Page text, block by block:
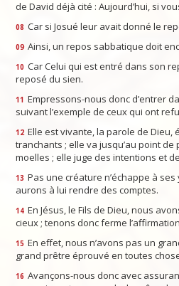
de David déjà cité : Aujourd’hui, si
08 Car si Josué leur avait donné le
09 Ainsi, un repos sabbatique doit
10 Car Celui qui est entré dans son
reposé du sien.
11
Empressons-nous donc d’entrer
suivant l’exemple de ceux qui ont
12 Elle est vivante, la parole de Dieu,
tranchants ; elle va jusqu’au point de
moelles ; elle juge des intentions et
13 Pas une créature n’échappe à
aurons à lui rendre des comptes.
14 En Jésus, le Fils de Dieu, nous
cieux ; tenons donc ferme
15 En effet, nous n’avons pas un
grand prêtre éprouvé en toutes
16 Avançons-nous donc avec